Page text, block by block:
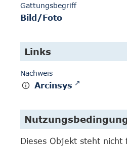
Gattungsbegriff
Bild/Foto
Links
Nachweis
Arcinsys
Dieses Objekt steht nicht